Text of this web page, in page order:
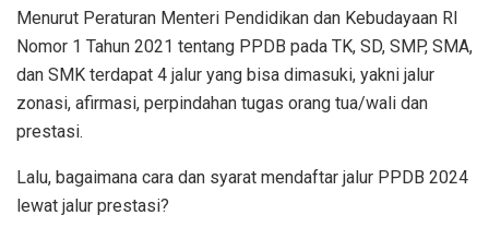
Menurut Peraturan Menteri Pendidikan dan Kebudayaan RI
Nomor 1 Tahun 2021 tentang PPDB pada TK, SD, SMP, SMA,
dan SMK terdapat 4 jalur yang bisa dimasuki, yakni jalur
zonasi, afirmasi, perpindahan tugas orang tua/wali dan
prestasi.
Lalu, bagaimana cara dan syarat mendaftar jalur PPDB 2024
lewat jalur prestasi?